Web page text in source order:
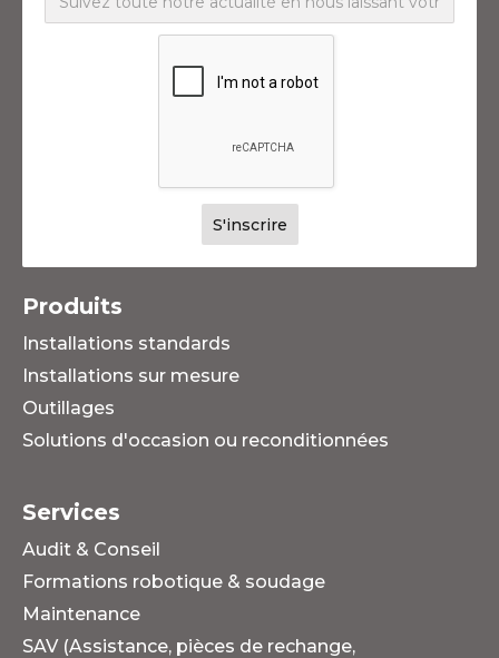
Produits
Installations standards
Installations sur mesure
Outillages
Solutions d'occasion ou reconditionnées
Services
Audit & Conseil
Formations robotique & soudage
Maintenance
SAV (Assistance, pièces de rechange,